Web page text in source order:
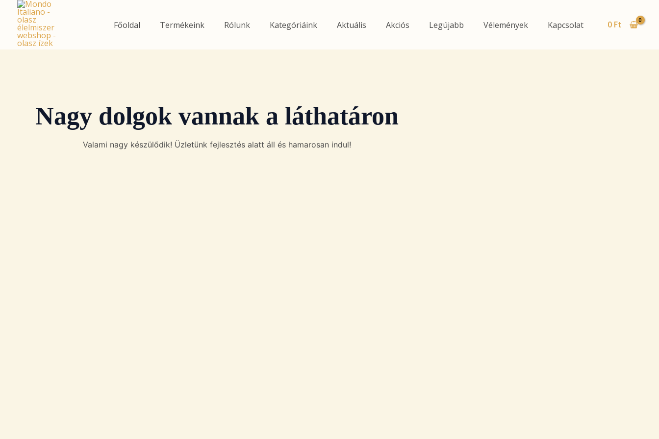
content
Főoldal Termékeink Rólunk Kategóriáink Aktuális Akciós Legújabb Vélemények Kapcsolat 0 Ft
Nagy dolgok vannak a láthatáron
Valami nagy készülődik! Üzletünk fejlesztés alatt áll és hamarosan indul!